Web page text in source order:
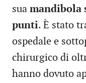
sua mandibola
punti. È stato
ospedale e
chirurgico di
hanno dovuto